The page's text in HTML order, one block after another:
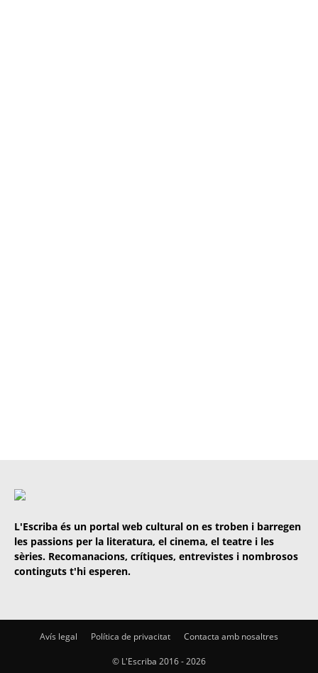
L'Escriba és un portal web cultural on es troben i barregen
les passions per la literatura, el cinema, el teatre i les
sèries. Recomanacions, crítiques, entrevistes i nombrosos
continguts t'hi esperen.
Avís legal Política de privacitat Contacta amb nosaltres
© L'Escriba 2016 -2026